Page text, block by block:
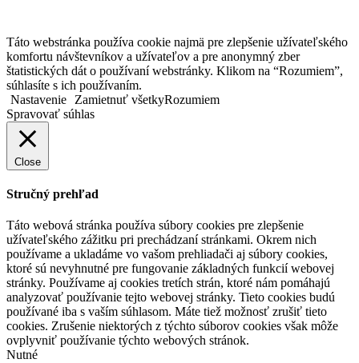
Táto webstránka používa cookie najmä pre zlepšenie užívateľského
komfortu návštevníkov a užívateľov a pre anonymný zber
štatistických dát o používaní webstránky. Klikom na “Rozumiem”,
súhlasíte s ich používaním.
Nastavenie
Zamietnuť všetkyRozumiem
Spravovať súhlas
Close
Stručný prehľad
Táto webová stránka používa súbory cookies pre zlepšenie
užívateľského zážitku pri prechádzaní stránkami. Okrem nich
používame a ukladáme vo vašom prehliadači aj súbory cookies,
ktoré sú nevyhnutné pre fungovanie základných funkcií webovej
stránky. Používame aj cookies tretích strán, ktoré nám pomáhajú
analyzovať používanie tejto webovej stránky. Tieto cookies budú
používané iba s vaším súhlasom. Máte tiež možnosť zrušiť tieto
cookies. Zrušenie niektorých z týchto súborov cookies však môže
ovplyvniť používanie týchto webových stránok.
Nutné